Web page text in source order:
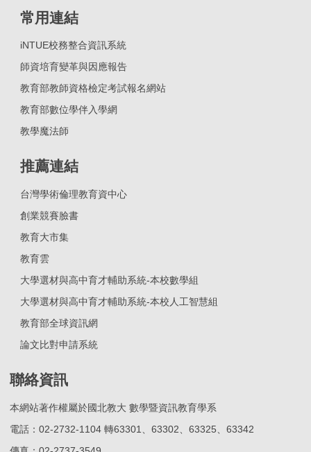
常用連結
iNTUE校務整合資訊系統
師資培育變革與因應報告
教育部教師資格檢定考試報名網站
教育部數位學伴入學網
教學魔法師
推薦連結
台灣學術倫理教育資中心
創業競賽臉書
教育大市集
教育雲
大學選材與高中育才輔助系統-本校數學組
大學選材與高中育才輔助系統-本校人工智慧組
教育部全球資訊網
論文比對申請系統
聯絡資訊
本網站著作權屬於國北教大 數學暨資訊教育學系
電話：02-2732-1104 轉63301、63302、63325、63342